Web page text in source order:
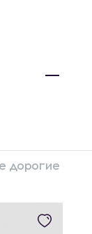
дорогие